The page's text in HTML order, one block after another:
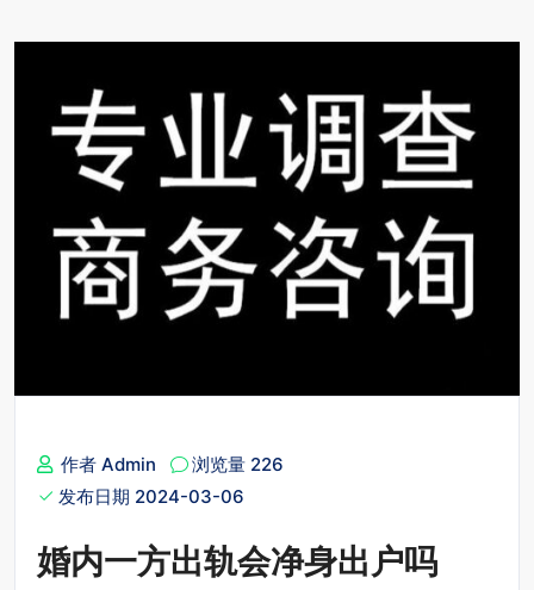
作者 Admin
浏览量 226
发布日期 2024-03-06
婚内一方出轨会净身出户吗